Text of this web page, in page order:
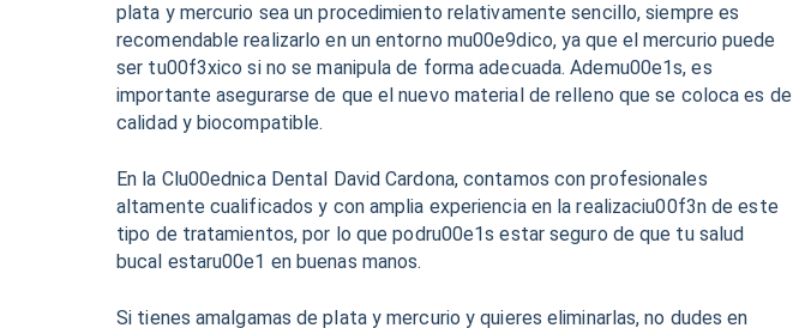
plata y mercurio sea un procedimiento relativamente sencillo, siempre es
recomendable realizarlo en un entorno mu00e9dico, ya que el mercurio puede
ser tu00f3xico si no se manipula de forma adecuada. Ademu00e1s, es
importante asegurarse de que el nuevo material de relleno que se coloca es de
calidad y biocompatible.
En la Clu00ednica Dental David Cardona, contamos con profesionales
altamente cualificados y con amplia experiencia en la realizaciu00f3n de este
tipo de tratamientos, por lo que podru00e1s estar seguro de que tu salud
bucal estaru00e1 en buenas manos.
Si tienes amalgamas de plata y mercurio y quieres eliminarlas, no dudes en